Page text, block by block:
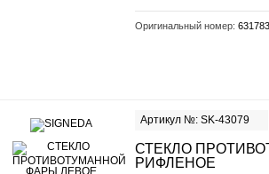
Оригинальный номер:
Артикул №: SK-43079
СТЕКЛО
РИФЛЕНОЕ